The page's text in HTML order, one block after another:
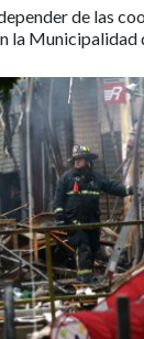
de las
la Municipalidad